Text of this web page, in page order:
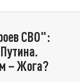
СВО":
– Жога?